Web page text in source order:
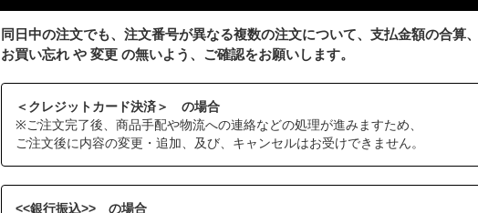
同日中の注文でも、注文番号が異なる複数の注文について、支払金額の合算
お買い忘れ や 変更 の無いよう、ご確認をお願いします。
＜クレジットカード決済＞ の場合
※ご注文完了後、商品手配や物流への連絡などの処理が進みますため、
ご注文後に内容の変更・追加、及び、キャンセルはお受けできません。
<<銀行振込>> の場合